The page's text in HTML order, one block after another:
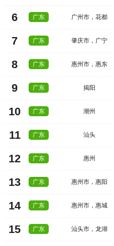
6 广东 广州市 ，花都
7 广东 肇庆市 ， 广宁
8 广东 惠州市 ，惠东
9 广东 揭阳
10 广东 潮州
11 广东 汕头
12 广东 惠州
13 广东 惠州市 ，惠阳
14 广东 惠州市 ，惠城
15 广东 汕头市 ，龙湖